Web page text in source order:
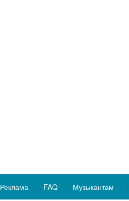
Реклама FAQ Музыкантам